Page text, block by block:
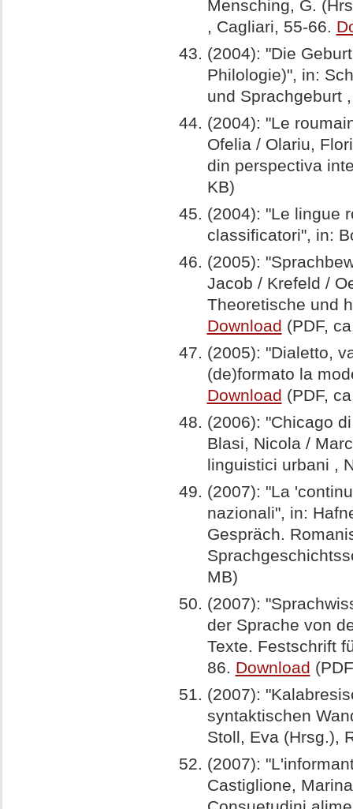
Mensching, G.
, Cagliari, 55-66.
(2004): "Die
Philologie)", in:
und Sprachgeburt
(2004): "Le
Ofelia / Olariu,
din perspectiva
KB)
(2004): "Le lingue
classificatori", in:
(2005):
Jacob / Krefeld /
Theoretische und
Download (PDF,
(2005): "Dialetto,
(de)formato la
Download (PDF,
(2006): "Chicago
Blasi, Nicola /
linguistici urbani ,
(2007): "La
nazionali", in:
Gespräch.
MB)
(2007):
der Sprache von
Texte. Festschrift
86. Download
(2007):
syntaktischen
Stoll, Eva (Hrsg.),
(2007):
Castiglione,